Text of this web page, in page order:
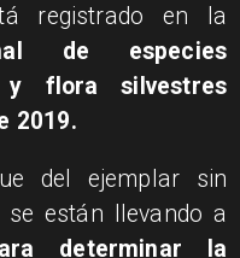
registrado en la
de especies
y flora silvestres
2019.
del ejemplar sin
se están llevando a
determinar la